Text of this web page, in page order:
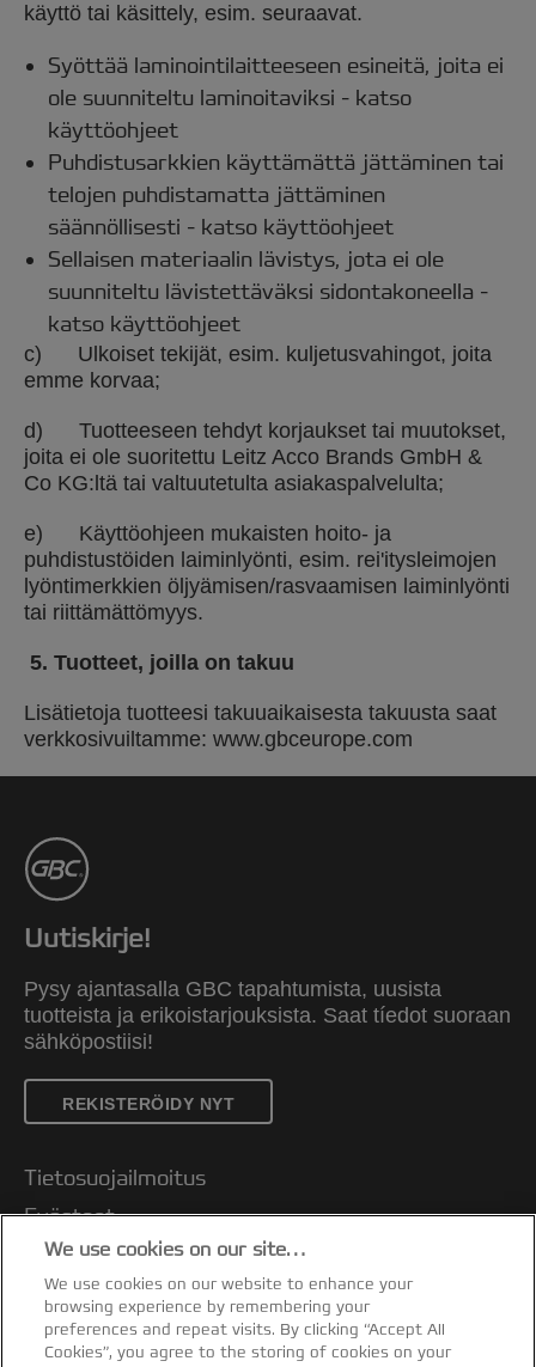
käyttö tai käsittely, esim. seuraavat.
Syöttää laminointilaitteeseen esineitä, joita ei
ole suunniteltu laminoitaviksi - katso
käyttöohjeet
Puhdistusarkkien käyttämättä jättäminen tai
telojen puhdistamatta jättäminen
säännöllisesti - katso käyttöohjeet
Sellaisen materiaalin lävistys, jota ei ole
suunniteltu lävistettäväksi sidontakoneella -
katso käyttöohjeet
c) Ulkoiset tekijät, esim. kuljetusvahingot, joita
emme korvaa;
d) Tuotteeseen tehdyt korjaukset tai muutokset,
joita ei ole suoritettu Leitz Acco Brands GmbH &
Co KG:ltä tai valtuutetulta asiakaspalvelulta;
e) Käyttöohjeen mukaisten hoito- ja
puhdistustöiden laiminlyönti, esim. rei'itysleimojen
lyöntimerkkien öljyämisen/rasvaamisen laiminlyönti
tai riittämättömyys.
5. Tuotteet, joilla on takuu
Lisätietoja tuotteesi takuuaikaisesta takuusta saat
verkkosivuiltamme: www.gbceurope.com
Uutiskirje!
Pysy ajantasalla GBC tapahtumista, uusista
tuotteista ja erikoistarjouksista. Saat tíedot suoraan
sähköpostiisi!
REKISTERÖIDY NYT
Tietosuojailmoitus
Evästeet
Oikeudellinen huomautus
Jälki
Asiakastuki
We use cookies on our site…
We use cookies on our website to enhance your
browsing experience by remembering your
preferences and repeat visits. By clicking “Accept All
Cookies”, you agree to the storing of cookies on your